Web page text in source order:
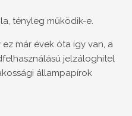
tényleg működik-e.
már évek óta így van, a
jelzáloghitel
állampapírok